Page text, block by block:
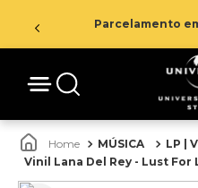
Parcelamento
MÚSICA LP |
Vinil Lana Del Rey - Lust